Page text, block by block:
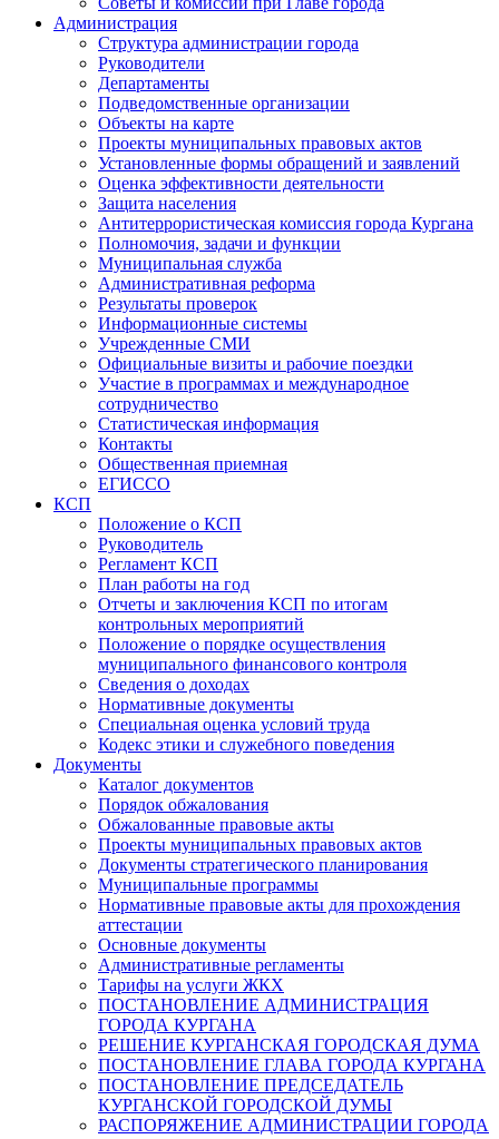
Администрация
Структура администрации города
Руководители
Департаменты
Подведомственные организации
Объекты на карте
Проекты муниципальных правовых актов
Установленные формы обращений и заявлений
Оценка эффективности деятельности
Защита населения
Антитеррористическая комиссия города Кургана
Полномочия, задачи и функции
Муниципальная служба
Административная реформа
Результаты проверок
Информационные системы
Учрежденные СМИ
Официальные визиты и рабочие поездки
Участие в программах и международное
сотрудничество
Статистическая информация
Контакты
Общественная приемная
ЕГИССО
КСП
Положение о КСП
Руководитель
Регламент КСП
План работы на год
Отчеты и заключения КСП по итогам
контрольных мероприятий
Положение о порядке осуществления
муниципального финансового контроля
Сведения о доходах
Нормативные документы
Специальная оценка условий труда
Кодекс этики и служебного поведения
Документы
Каталог документов
Порядок обжалования
Обжалованные правовые акты
Проекты муниципальных правовых актов
Документы стратегического планирования
Муниципальные программы
Нормативные правовые акты для прохождения
аттестации
Основные документы
Административные регламенты
Тарифы на услуги ЖКХ
ПОСТАНОВЛЕНИЕ АДМИНИСТРАЦИЯ
ГОРОДА КУРГАНА
РЕШЕНИЕ КУРГАНСКАЯ ГОРОДСКАЯ ДУМА
ПОСТАНОВЛЕНИЕ ГЛАВА ГОРОДА КУРГАНА
ПОСТАНОВЛЕНИЕ ПРЕДСЕДАТЕЛЬ
КУРГАНСКОЙ ГОРОДСКОЙ ДУМЫ
РАСПОРЯЖЕНИЕ АДМИНИСТРАЦИИ ГОРОДА